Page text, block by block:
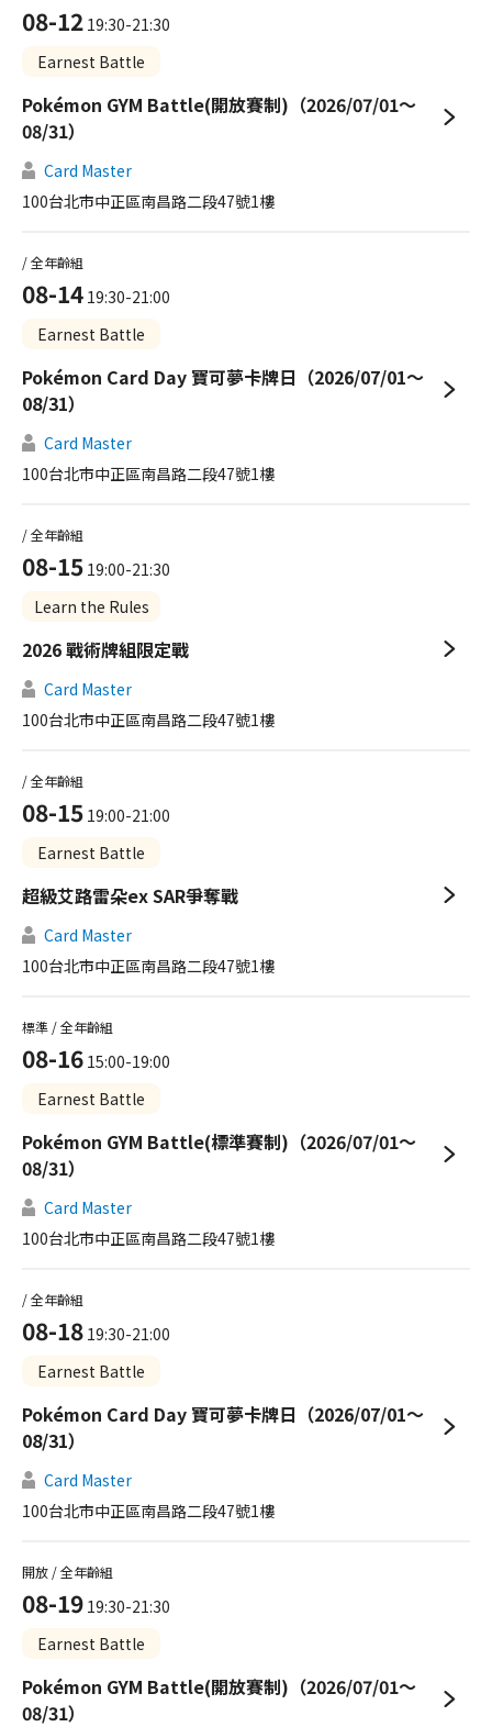
08-12 19:30-21:30
Earnest Battle
Pokémon GYM Battle(開放賽制)（2026/07/01～
08/31）
Card Master
100台北市中正區南昌路二段47號1樓
08-14 19:30-21:00
Earnest Battle
/ 全年齡組
Pokémon Card Day 寶可夢卡牌日（2026/07/01～
08/31）
Card Master
100台北市中正區南昌路二段47號1樓
08-15 19:00-21:30
Learn the Rules
/ 全年齡組
2026 戰術牌組限定戰
Card Master
100台北市中正區南昌路二段47號1樓
08-15 19:00-21:00
Earnest Battle
/ 全年齡組
超級艾路雷朵ex SAR爭奪戰
Card Master
100台北市中正區南昌路二段47號1樓
08-16 15:00-19:00
Earnest Battle
標準 / 全年齡組
Pokémon GYM Battle(標準賽制)（2026/07/01～
08/31）
Card Master
100台北市中正區南昌路二段47號1樓
08-18 19:30-21:00
Earnest Battle
/ 全年齡組
Pokémon Card Day 寶可夢卡牌日（2026/07/01～
08/31）
Card Master
100台北市中正區南昌路二段47號1樓
08-19 19:30-21:30
Earnest Battle
開放 / 全年齡組
Pokémon GYM Battle(開放賽制)（2026/07/01～
08/31）